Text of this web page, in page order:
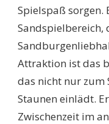
Spielspaß sorgen.
Sandspielbereich,
Attraktion ist das
das nicht nur zum
Staunen einlädt.
Zwischenzeit im